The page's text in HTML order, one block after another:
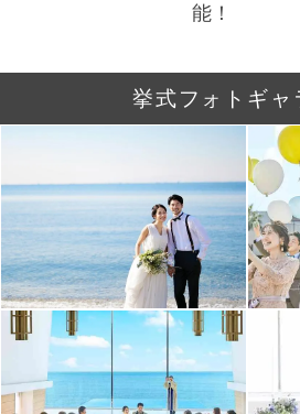
能！
挙式フォトギャ